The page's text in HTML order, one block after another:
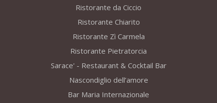
Ristorante da Ciccio
Ristorante Chiarito
Ristorante Zì Carmela
Ristorante Pietratorcia
Sarace' - Restaurant & Cocktail Bar
Nascondiglio dell’amore
Bar Maria Internazionale